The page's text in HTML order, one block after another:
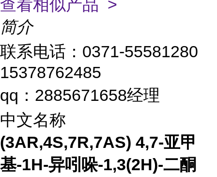
查看相似产品 >
简介
联系电话：0371-55581280
15378762485
qq：2885671658经理
中文名称
(3AR,4S,7R,7AS) 4,7-亚甲
基-1H-异吲哚-1,3(2H)-二酮